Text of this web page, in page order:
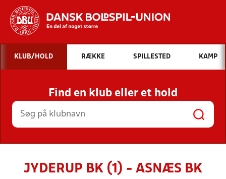
Hvad vil du søge efter?
INDHOLD OG NYHEDER
STILLINGER, RESULTATER, KLUBBER OG
HOLD
KLUB/HOLD RÆKKE SPILLESTED KAMP
Find en klub eller et hold
JYDERUP BK (1) - ASNÆS BK